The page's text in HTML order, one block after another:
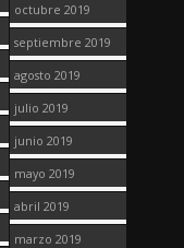
octubre 2019
septiembre 2019
agosto 2019
julio 2019
junio 2019
mayo 2019
abril 2019
marzo 2019